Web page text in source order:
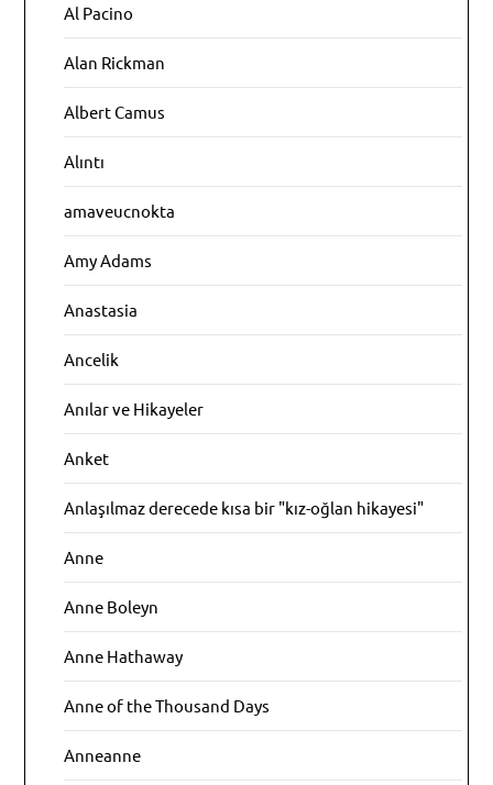
Al Pacino
Alan Rickman
Albert Camus
Alıntı
amaveucnokta
Amy Adams
Anastasia
Ancelik
Anılar ve Hikayeler
Anket
Anlaşılmaz derecede kısa bir "kız-oğlan hikayesi"
Anne
Anne Boleyn
Anne Hathaway
Anne of the Thousand Days
Anneanne